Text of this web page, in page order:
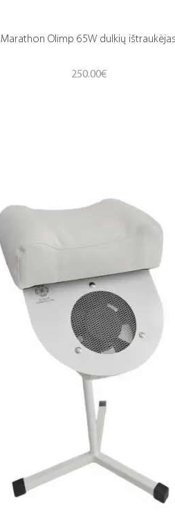
Marathon Olimp 65W dulkių
250.00€